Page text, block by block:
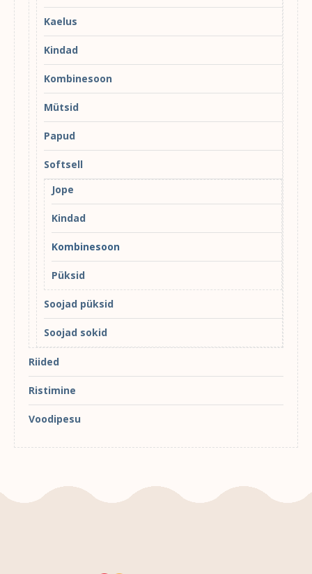
Kaelus
Kindad
Kombinesoon
Mütsid
Papud
Softsell
Jope
Kindad
Kombinesoon
Püksid
Soojad püksid
Soojad sokid
Riided
Ristimine
Voodipesu